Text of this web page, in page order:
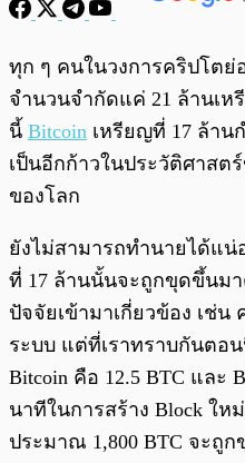
พร้อมเล่น
ทุก ๆ คนในวงการคริปโตย่
จำนวนจำกัดแค่ 21 ล้านเ
นี้ Bitcoin เหรียญที่ 17 ล้าน
เป็นอีกก้าวในประวัติศาสต
ของโลก
ยังไม่สามารถทำนายได้แน่
ที่ 17 ล้านนั้นจะถูกขุดขึ้นม
ปัจจัยเข้ามาเกี่ยวข้อง เช่น
ระบบ แต่ที่เราทราบกันตอ
Bitcoin คือ 12.5 BTC และ
นาทีในการสร้าง Block ให
ประมาณ 1,800 BTC จะถู